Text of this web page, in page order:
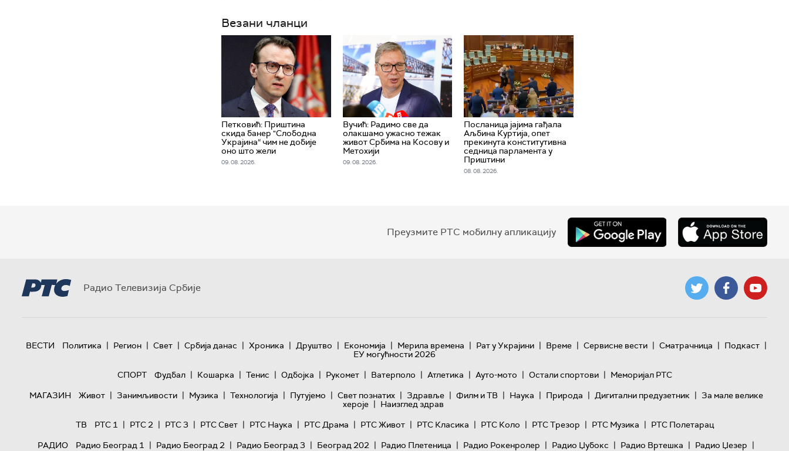
Везани чланци
Петковић: Приштина
скида банер "Слободна
Украјина“ чим не добије
оно што жели
09. 08. 2026.
Вучић: Радимо све да
олакшамо ужасно тежак
живот Србима на Косову и
Метохији
09. 08. 2026.
Посланица јајима гађала
Аљбина Куртија, опет
прекинута конститутивна
седница парламента у
Приштини
08. 08. 2026.
Преузмите РТС мобилну апликацију
Радио Телевизија Србије
ВЕСТИ Политика | Регион | Свет | Србија данас | Хроника | Друштво | Економија | Мерила времена | Рат у Украјини | Време | Сервисне вести | Сматрачница | Подкаст |
ЕУ могућности 2026
СПОРТ
Фудбал | Кошарка | Тенис | Одбојка | Рукомет | Ватерполо | Атлетика | Ауто-мото | Остали спортови | Меморијал РТС
МАГАЗИН
Живот | Занимљивости | Музика | Технологијa | Путујемо | Свет познатих | Здравље | Филм и ТВ | Наука | Природа | Дигитални предузетник | За мале велике
хероје | Наизглед здрав
ТВ
РТС 1 | РТС 2 | РТС 3 | РТС Свет | РТС Наука | РТС Драма | РТС Живот | РТС Класика | РТС Коло | РТС Трезор | РТС Музика | РТС Полетарац
РАДИО
Радио Београд 1 | Радио Београд 2 | Радио Београд 3 | Београд 202 | Радио Плетеница | Радио Рокенролер | Радио Џубокс | Радио Вртешка | Радио Џезер |